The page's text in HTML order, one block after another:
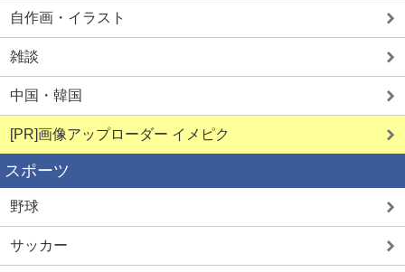
自作画・イラスト
雑談
中国・韓国
[PR]画像アップローダー イメピク
スポーツ
野球
サッカー